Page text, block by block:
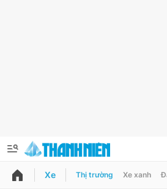
QUẢNG CÁO
Xe Thị trường Xe xanh